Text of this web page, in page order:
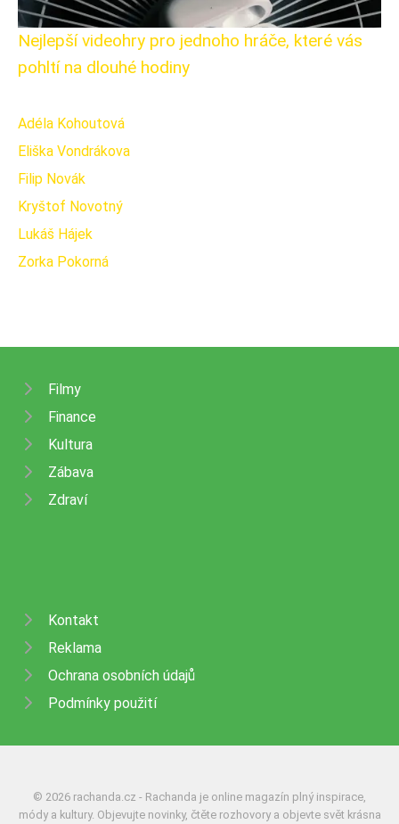
Nejlepší videohry pro jednoho hráče, které vás
pohltí na dlouhé hodiny
Adéla Kohoutová
Eliška Vondrákova
Filip Novák
Kryštof Novotný
Lukáš Hájek
Zorka Pokorná
Filmy
Finance
Kultura
Zábava
Zdraví
Kontakt
Reklama
Ochrana osobních údajů
Podmínky použití
© 2026 rachanda.cz - Rachanda je online magazín plný inspirace,
módy a kultury. Objevujte novinky, čtěte rozhovory a objevte svět krásna